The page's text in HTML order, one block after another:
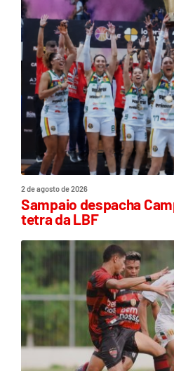
2 de agosto de 2026
Sampaio despacha
tetra da LBF